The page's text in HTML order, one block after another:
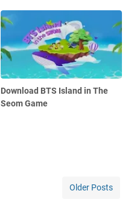
Download BTS Island in The
Seom Game
Older Posts